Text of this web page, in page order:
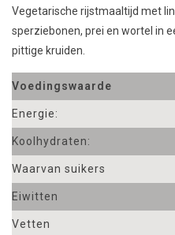
Vegetarische rijstmaaltijd met
sperziebonen, prei en wortel in
pittige kruiden.
Voedingswaarde
Energie:
Koolhydraten:
Waarvan suikers
Eiwitten
Vetten